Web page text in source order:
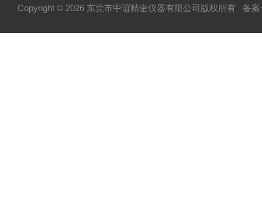
Copyright © 2026 东莞市中谊精密仪器有限公司版权所有 备案